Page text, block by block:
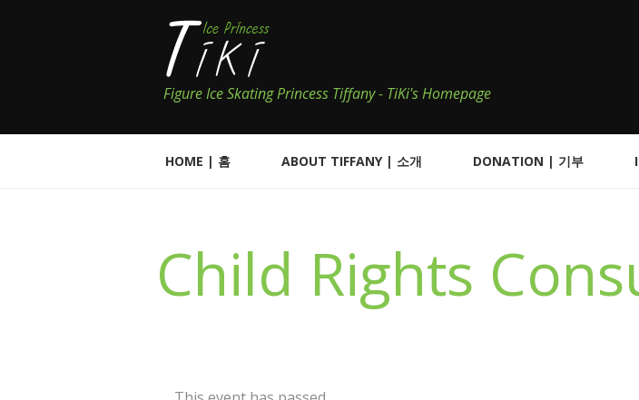
Figure Ice Skating Princess Tiffany - TiKi's Homepage
HOME | 홈 ABOUT TIFFANY | 소개 DONATION | 기부
Child Rights